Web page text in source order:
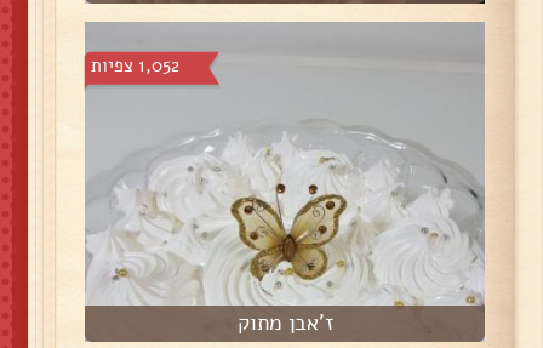
1,052 צפיות
ז'אבן מתוק